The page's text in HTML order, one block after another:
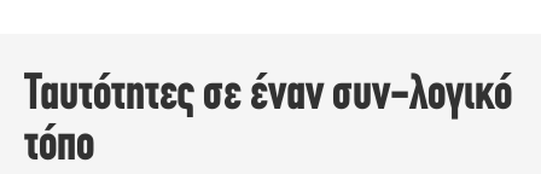
Ταυτότητες σε έναν συν-λογικό
τόπο